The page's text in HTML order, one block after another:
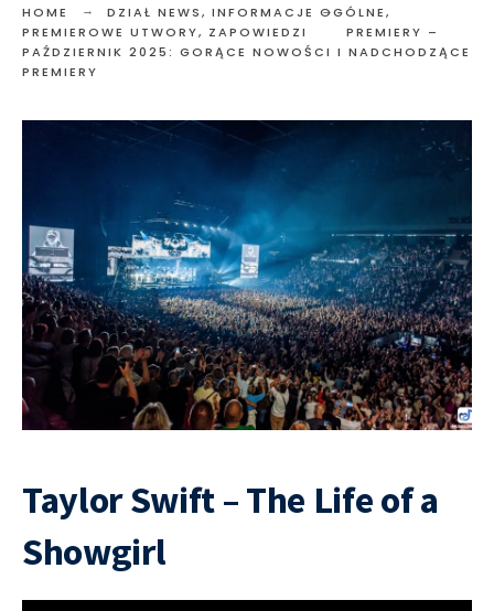
HOME DZIAŁ NEWS, INFORMACJE OGÓLNE,
PREMIEROWE UTWORY, ZAPOWIEDZI
PREMIERY –
PAŹDZIERNIK 2025: GORĄCE NOWOŚCI I NADCHODZĄCE
PREMIERY
Taylor Swift – The Life of a
Showgirl